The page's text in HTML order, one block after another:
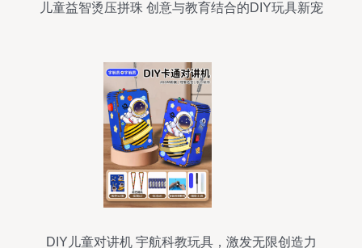
儿童益智烫压拼珠 创意与教育结合的DIY玩具新宠
DIY儿童对讲机 宇航科教玩具，激发无限创造力